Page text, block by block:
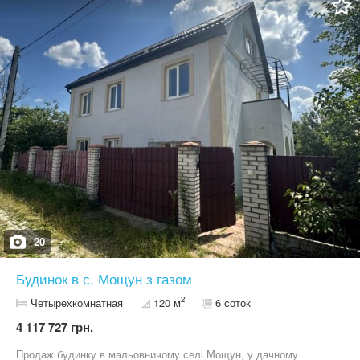
опалюється. Опалення газове також була побудована груба —
можна опалювати дровами. У 2023 році зроблено косметичний
ремонт та замінено покрівлю. Будинок теплий, доглянутий і
готовий до проживання. Площа будинку 120м2 без останнього
мансардного поверху. Місце тихе, спокійне, навколо природа,
ліс, доброзичливі сусіди. Ідеальний варіант для тих, хто цінує
комфорт, затишок і життя серед мальовничої природи — всього
за кілька хвилин від міста. Мощун, кооператив «Пуща-Водиця».
Для деталей — телефонуйте 09*********41 Євгенія.
20
Будинок в с. Мощун з газом
Четырехкомнатная 120 м2 6 соток
4 117 727 грн.
Продаж будинку в мальовничому селі Мощун, у дачному